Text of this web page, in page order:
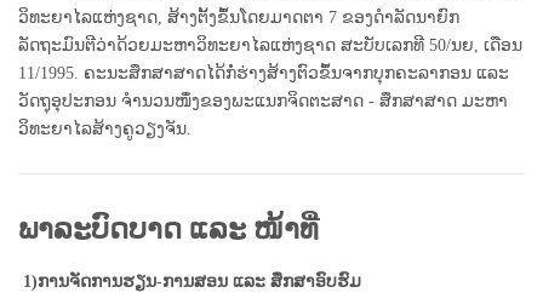
ວິທະຍາໄລແຫ່ງຊາດ, ສ້າງຕັ້ງຂຶ້ນໂດຍມາດຕາ 7 ຂອງດໍາລັດນາຍົກ
ລັດຖະມົນຕີວ່າດ້ວຍມະຫາວິທະຍາໄລແຫ່ງຊາດ ສະບັບເລກທີ 50/ນຍ, ເດືອນ
11/1995 . ຄະນະສຶກສາສາດໄດ້ກໍ່ຮ່າງສ້າງຕົວຂຶ້ນຈາກບຸກຄະລາກອນ ແລະ
ວັດຖຸອຸປະກອນ ຈຳນວນໜຶ່ງຂອງພະແນກຈິດຕະສາດ - ສຶກສາສາດ ມະຫາ
ວິທະຍາໄລສ້າງຄູວຽງຈັນ.
ພາລະບົດບາດ ແລະ ໜ້າທີ່
1)ການຈັດການຮຽນ-ການສອນ ແລະ ສຶກສາອົບຮົມ